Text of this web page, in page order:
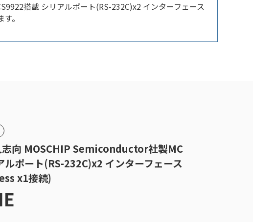
搭載 シリアルポート(RS-232C)x2 インターフェース
。
志向 MOSCHIP Semiconductor社製MC
ポート(RS-232C)x2 インターフェース
x1接続)